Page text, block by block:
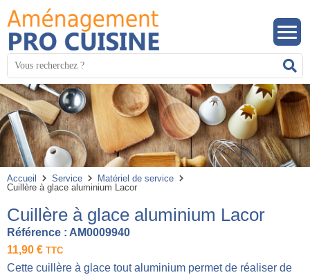
Mots
clés
:
Accueil Service
Matériel de service
Cuillère à glace aluminium Lacor
Cuillère à glace aluminium Lacor
Référence : AM0009940
11,90 € TTC
Cette cuillère à glace tout aluminium permet de réaliser de
Panneau de gestion des cookies